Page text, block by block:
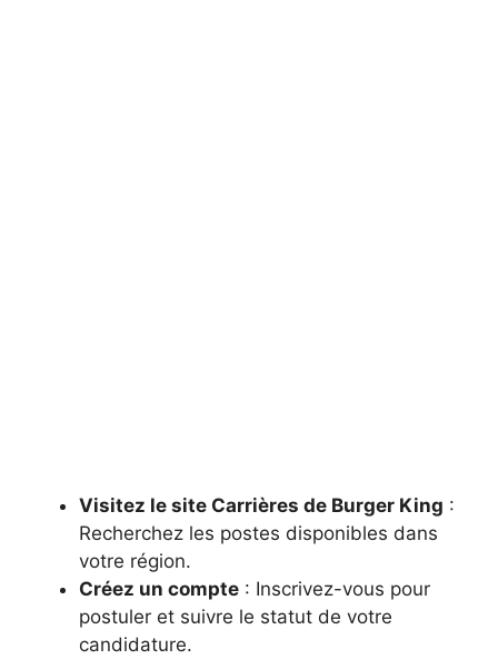
Visitez le site Carrières de Burger King :
Recherchez les postes disponibles dans
votre région.
Créez un compte : Inscrivez-vous pour
postuler et suivre le statut de votre
candidature.